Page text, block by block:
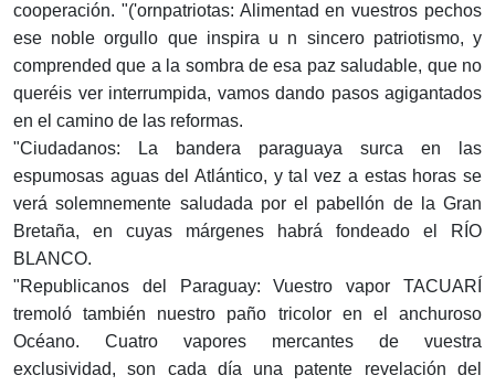
cooperación. "('ornpatriotas: Alimentad en vuestros pechos
ese noble orgullo que inspira u n sincero patriotismo, y
comprended que a la sombra de esa paz saludable, que no
queréis ver interrumpida, vamos dando pasos agigantados
en el camino de las reformas.
"Ciudadanos: La bandera paraguaya surca en las
espumosas aguas del Atlántico, y tal vez a estas horas se
verá solemnemente saludada por el pabellón de la Gran
Bretaña, en cuyas márgenes habrá fondeado el RÍO
BLANCO.
"Republicanos del Paraguay: Vuestro vapor TACUARÍ
tremoló también nuestro paño tricolor en el anchuroso
Océano. Cuatro vapores mercantes de vuestra
exclusividad, son cada día una patente revelación del